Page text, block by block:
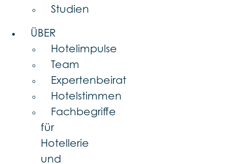
Studien
ÜBER
Hotelimpulse
Team
Expertenbeirat
Hotelstimmen
Fachbegriffe
für
Hotellerie
und